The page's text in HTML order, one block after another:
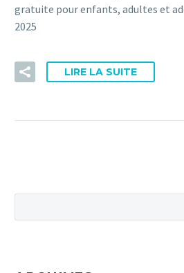
gratuite pour enfants, adultes et
2025
LIRE LA SUITE